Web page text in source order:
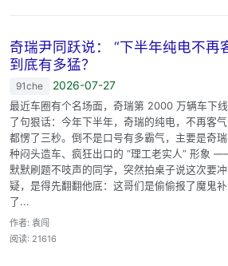
奇瑞尹同跃说： “下半年纯电不再
到底有多猛？
91che 2026-07-27
最近车圈有个名场面，奇瑞第 2000 万辆车下
了句狠话：今年下半年，奇瑞的纯电，不再客
都愣了三秒。倒不是口号有多霸气，主要是奇
种闷头造车、疯狂出口的 “理工老实人” 形象
默默刷题不吱声的同学，突然拍桌子说这次要
疑，是得先翻翻他底：这哥们是偷偷报了魔鬼
了...
作者: 袁闯
阅读: 21616